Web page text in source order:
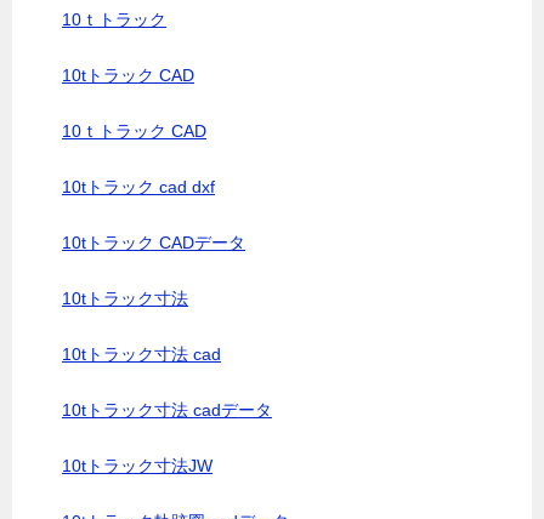
10ｔトラック
10tトラック CAD
10ｔトラック CAD
10tトラック cad dxf
10tトラック CADデータ
10tトラック寸法
10tトラック寸法 cad
10tトラック寸法 cadデータ
10tトラック寸法JW